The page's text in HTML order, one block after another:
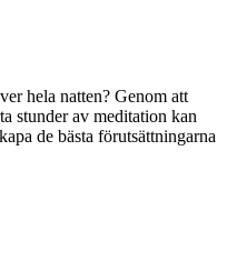
hela natten? Genom att
stunder av meditation kan
de bästa förutsättningarna